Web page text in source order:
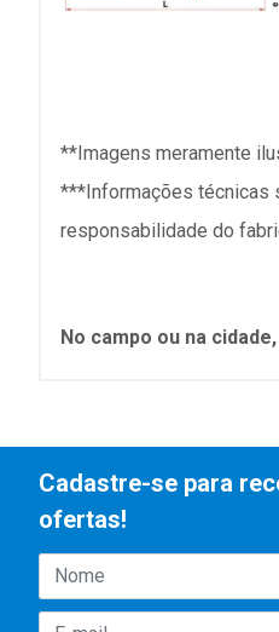
**Imagens meramente
***Informações técnicas
responsabilidade do
No campo ou na
Cadastre-se para
ofertas!